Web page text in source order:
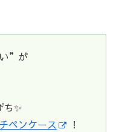
”が
ち✨
ペンケース ！